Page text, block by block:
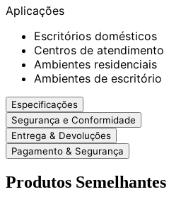
Aplicações
Escritórios domésticos
Centros de atendimento
Ambientes residenciais
Ambientes de escritório
Especificações
Segurança e Conformidade
Entrega & Devoluções
Pagamento & Segurança
Produtos Semelhantes